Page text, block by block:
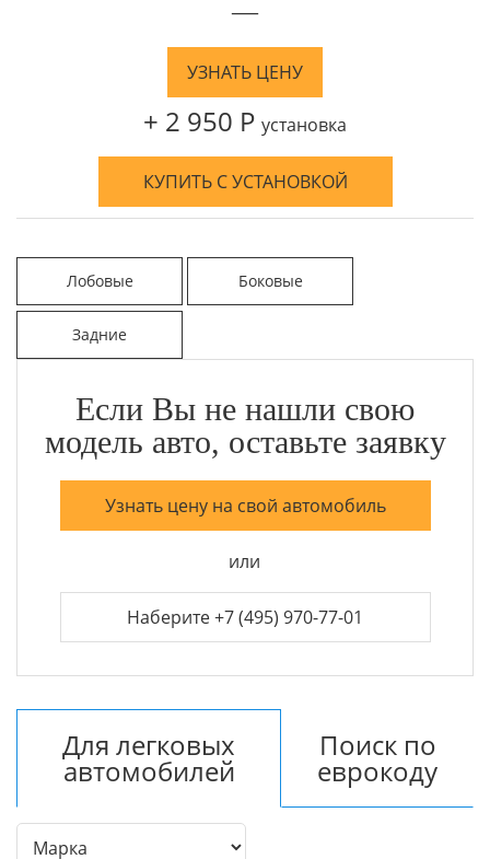
—
УЗНАТЬ ЦЕНУ
+ 2 950 Р установка
КУПИТЬ С УСТАНОВКОЙ
Лобовые Боковые
Задние
Если Вы не нашли свою
модель авто, оставьте заявку
Узнать цену на свой автомобиль
или
Наберите +7 (495) 970-77-01
Для легковых
автомобилей
Поиск по
еврокоду